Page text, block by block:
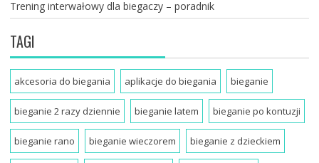
Trening interwałowy dla biegaczy – poradnik
TAGI
akcesoria do biegania aplikacje do biegania bieganie
bieganie 2 razy dziennie bieganie latem bieganie po kontuzji
bieganie rano bieganie wieczorem bieganie z dzieckiem